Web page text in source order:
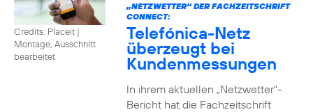
Credits: Placeit |
Montage, Ausschnitt
bearbeitet
„NETZWETTER“ DER FACHZEITSCHRIFT
CONNECT:
Telefónica-Netz
überzeugt bei
Kundenmessungen
In ihrem aktuellen „Netzwetter“-
Bericht hat die Fachzeitschrift